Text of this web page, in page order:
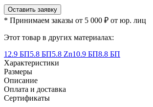
Оставить заявку
* Принимаем заказы от 5 000 ₽ от юр. лиц
Этот товар в других материалах:
12.9 БП5.8 БП5.8 Zn10.9 БП8.8 БП
Характеристики
Размеры
Описание
Оплата и доставка
Сертификаты